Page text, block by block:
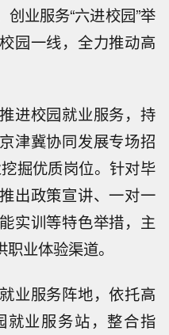
业服务“六进校园”举
园一线，全力推动高
进校园就业服务，持
津冀协同发展专场招
掘优质岗位。针对毕
出政策宣讲、一对一
实训等特色举措，主
业体验渠道。
业服务阵地，依托高
就业服务站，整合指